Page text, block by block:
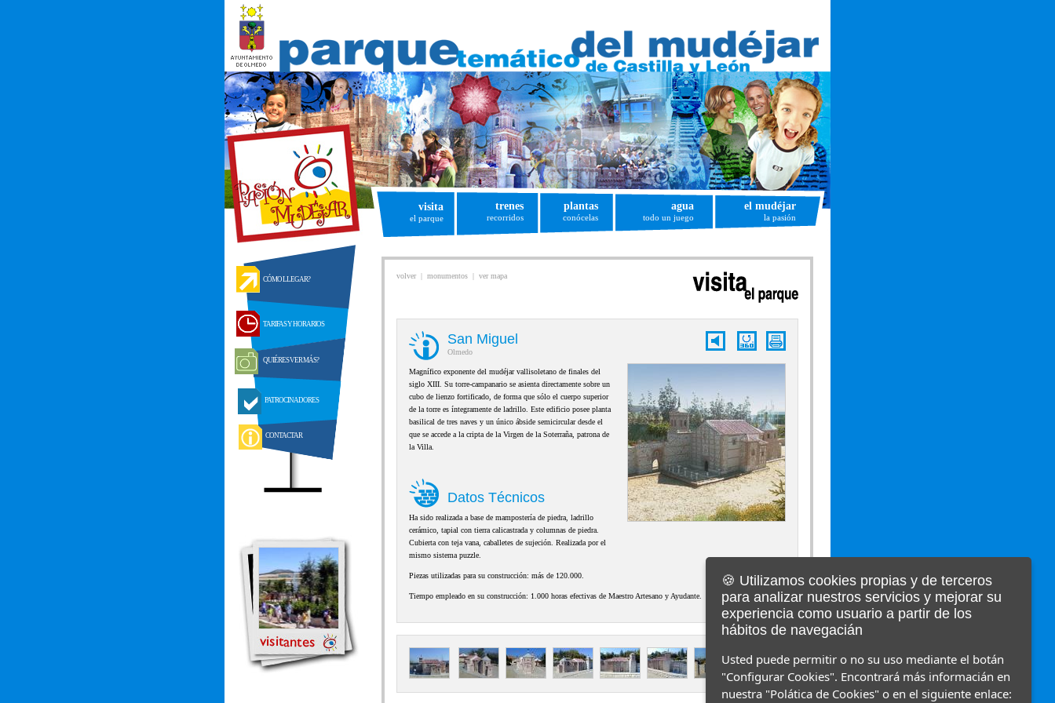
visita
el parque
trenes
recorridos
plantas
conócelas
agua
todo un juego
el mudéjar
la pasión
CÓMO LLEGAR?
TARIFAS Y HORARIOS
QUIÉRES VER MÁS?
PATROCINADORES
CONTACTAR
volver| monumentos | ver mapa
San Miguel
Olmedo
Magnífico exponente del mudéjar vallisoletano de finales del
siglo XIII. Su torre-campanario se asienta directamente sobre un
cubo de lienzo fortificado, de forma que sólo el cuerpo superior
de la torre es íntegramente de ladrillo. Este edificio posee planta
basilical de tres naves y un único ábside semicircular desde el
que se accede a la cripta de la Virgen de la Soterraña, patrona de
la Villa.
Datos Técnicos
Ha sido realizada a base de mampostería de piedra, ladrillo
cerámico, tapial con tierra calicastrada y columnas de piedra.
Cubierta con teja vana, caballetes de sujeción. Realizada por el
mismo sistema puzzle.
Piezas utilizadas para su construcción: más de 120.000.
Tiempo empleado en su construcción: 1.000 horas efectivas de Maestro Artesano y Ayudante.
🍪 Utilizamos cookies propias y de terceros
para analizar nuestros servicios y mejorar su
experiencia como usuario a partir de los
hábitos de navegacián
Usted puede permitir o no su uso mediante el botán
"Configurar Cookies". Encontrará más informacián en
nuestra "Polática de Cookies" o en el siguiente enlace: